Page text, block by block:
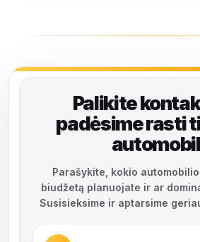
Palikite
padėsime rasti
Parašykite, kokio
biudžetą planuojate ir ar
Susisieksime ir aptarsime